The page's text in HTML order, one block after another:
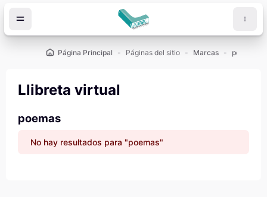
Página Principal Páginas del sitio Marcas poemas
Llibreta virtual
poemas
No hay resultados para "poemas"